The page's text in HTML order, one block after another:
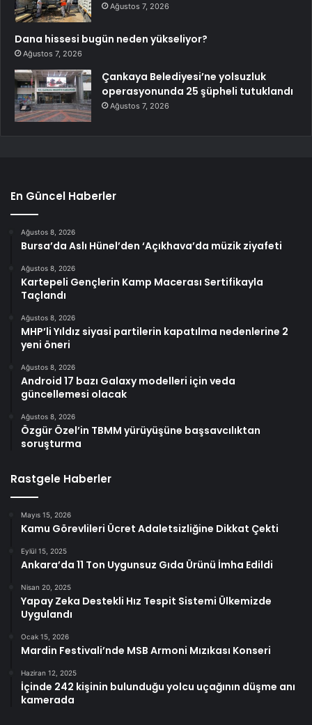
Ağustos 7, 2026
Dana hissesi bugün neden yükseliyor?
Ağustos 7, 2026
Çankaya Belediyesi’ne yolsuzluk
operasyonunda 25 şüpheli tutuklandı
Ağustos 7, 2026
En Güncel Haberler
Ağustos 8, 2026
Bursa’da Aslı Hünel’den ‘Açıkhava’da müzik ziyafeti
Ağustos 8, 2026
Kartepeli Gençlerin Kamp Macerası Sertifikayla
Taçlandı
Ağustos 8, 2026
MHP’li Yıldız siyasi partilerin kapatılma nedenlerine 2
yeni öneri
Ağustos 8, 2026
Android 17 bazı Galaxy modelleri için veda
güncellemesi olacak
Ağustos 8, 2026
Özgür Özel’in TBMM yürüyüşüne başsavcılıktan
soruşturma
Rastgele Haberler
Mayıs 15, 2026
Kamu Görevlileri Ücret Adaletsizliğine Dikkat Çekti
Eylül 15, 2025
Ankara’da 11 Ton Uygunsuz Gıda Ürünü İmha Edildi
Nisan 20, 2025
Yapay Zeka Destekli Hız Tespit Sistemi Ülkemizde
Uygulandı
Ocak 15, 2026
Mardin Festivali’nde MSB Armoni Mızıkası Konseri
Haziran 12, 2025
İçinde 242 kişinin bulunduğu yolcu uçağının düşme anı
kamerada